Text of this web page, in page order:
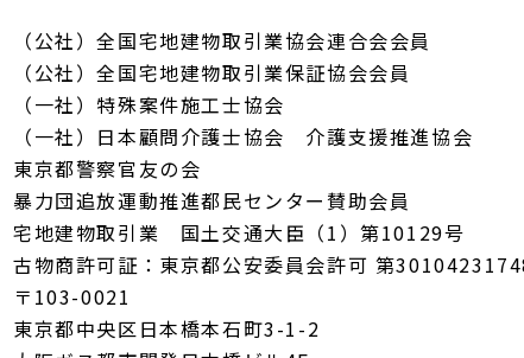
（公社）全国宅地建物取引業協会連合会会員
（公社）全国宅地建物取引業保証協会会員
（一社）特殊案件施工士協会
（一社）日本顧問介護士協会 介護支援推進協会
東京都警察官友の会
暴力団追放運動推進都民センター賛助会員
宅地建物取引業 国土交通大臣（1）第10129号
古物商許可証：東京都公安委員会許可 第
〒103-0021
東京都中央区日本橋本石町3-1-2